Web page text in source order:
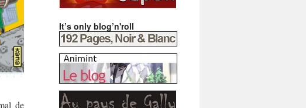
de
It’s only blog’n'roll